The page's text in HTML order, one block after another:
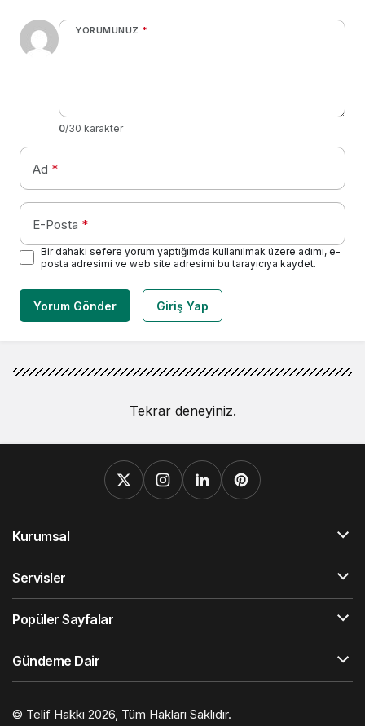
YORUMUNUZ *
0/30 karakter
Ad *
E-Posta *
Bir dahaki sefere yorum yaptığımda kullanılmak üzere adımı, e-
posta adresimi ve web site adresimi bu tarayıcıya kaydet.
Yorum Gönder Giriş Yap
Tekrar deneyiniz.
Kurumsal
Servisler
Popüler Sayfalar
Gündeme Dair
© Telif Hakkı 2026, Tüm Hakları Saklıdır.